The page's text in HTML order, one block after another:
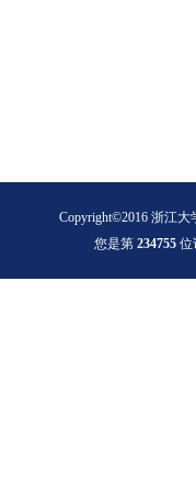
Copyright©2016 浙江大
您是第234755 位